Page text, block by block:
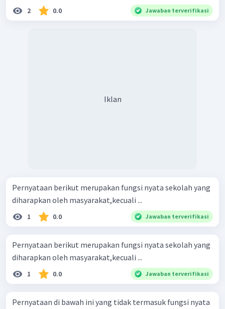
2 0.0 Jawaban terverifikasi
Iklan
Pernyataan berikut merupakan fungsi nyata sekolah yang
diharapkan oleh masyarakat,kecuali ...
1 0.0 Jawaban terverifikasi
Pernyataan berikut merupakan fungsi nyata sekolah yang
diharapkan oleh masyarakat,kecuali ...
1 0.0 Jawaban terverifikasi
Pernyataan di bawah ini yang tidak termasuk fungsi nyata